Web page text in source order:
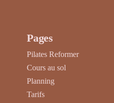
Pages
Pilates Reformer
Cours au sol
Planning
Tarifs